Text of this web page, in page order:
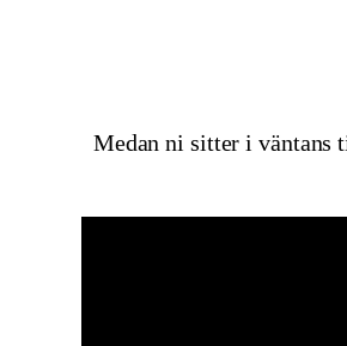
Medan ni sitter i väntans